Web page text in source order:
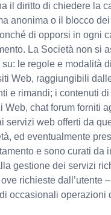
il diritto di chiedere la
anonima o il blocco
di opporsi in ogni
La Società non si
le regole e modalità
Web, raggiungibili
e rimandi; i contenuti
chat forum forniti
servizi web offerti da
ed eventualmente
e sono curati da
gestione dei servizi
richieste dall’utente
occasionali operazioni